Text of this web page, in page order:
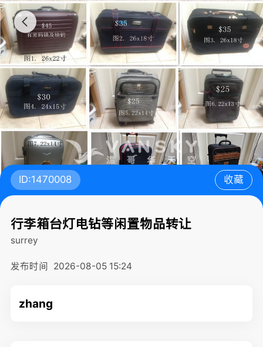
ID:1470008 收藏
行李箱台灯电钻等闲置物品转让
surrey
发布时间 2026-08-05 15:24
zhang